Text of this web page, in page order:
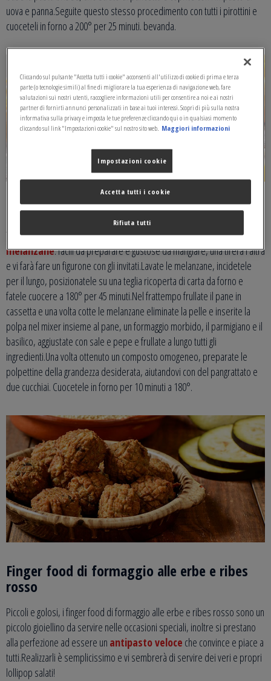
uova e panna.Seguite questo stesso procedimento con tutti i pirottini e
cuoceteli in forno a 200° per 25 minuti. bevanda.
Polpettine di melanzane
Tra gliantipasti veloci, non fate mancare dellepolpettine di
melanzane: facili da preparare e gustose da mangiare, una tirerà l’altra
e vi farà fare un figurone con gli invitati.Lavate le melanzane, incidetele
per il lungo, posizionatele su una teglia ricoperta di carta da forno e
fatele cuocere a 180° per 45 minuti.Nel frattempo frullate il pane in
cassetta e una volta cotte le melanzane eliminate la pelle e inserite la
polpa nel mixer insieme al pane, un formaggio morbido, il parmigiano e il
basilico, aggiustate con sale e pepe e frullate a lungo tutti gli
ingredienti.Una volta ottenuto un composto omogeneo, preparate le
polpettine della grandezza desiderata, aiutandovi con del pangrattato e
due cucchiai. Cuocetele in forno per 10 minuti a 180°.
Finger food di formaggio alle erbe e ribes
rosso
Piccoli e golosi, i finger food di formaggio alle erbe e ribes rosso sono un
piccolo gioiellino da servire nelle occasioni speciali, inoltre si prestano
alla perfezione ad essere un antipasto veloce che convince e piace a
tutti.Realizzarli è semplicissimo e vi sembrerà di servire dei veri e propri
lollipop salati!
Cliccando sul pulsante "Accetta tutti i cookie" acconsenti all'utilizzo di cookie di prima e terza
parte (o tecnologie simili) al fine di migliorare la tua esperienza di navigazione web, fare
valutazioni sui nostri utenti, raccogliere informazioni utili per consentire a noi e ai nostri
partner di fornirti annunci personalizzati in base ai tuoi interessi. Scopri di più sulla nostra
informativa sulla privacy e imposta le tue preferenze cliccando qui o in qualsiasi momento
cliccando sul link "Impostazioni cookie" sul nostro sito web. Maggiori informazioni
Impostazioni cookie
Rifiuta tutti
Accetta tutti i cookie